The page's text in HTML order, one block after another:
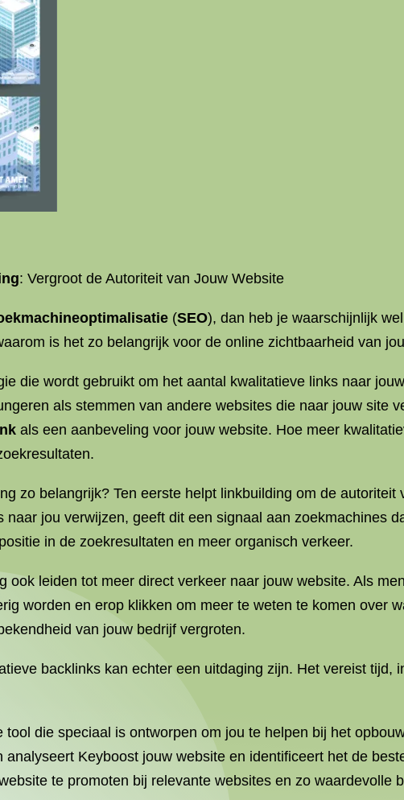
: Vergroot de Autoriteit van Jouw Website
(SEO), dan heb je waarschijnlijk
is het zo belangrijk voor de online zichtbaarheid van
die wordt gebruikt om het aantal kwalitatieve links naar
als stemmen van andere websites die naar jouw site
als een aanbeveling voor jouw website. Hoe meer
zo belangrijk? Ten eerste helpt linkbuilding om de
naar jou verwijzen, geeft dit een signaal aan zoekmachines
in de zoekresultaten en meer organisch verkeer.
ook leiden tot meer direct verkeer naar jouw website. Als
worden en erop klikken om meer te weten te komen over
van jouw bedrijf vergroten.
backlinks kan echter een uitdaging zijn. Het vereist tijd,
tool die speciaal is ontworpen om jou te helpen bij het
analyseert Keyboost jouw website en identificeert het de
te promoten bij relevante websites en zo waardevolle